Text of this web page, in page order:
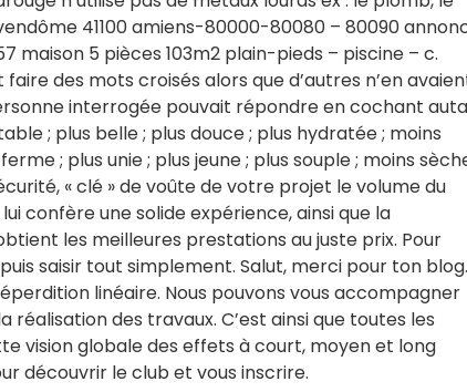
41100 amiens-80000-80080 – 80090
maison 5 pièces 103m2 plain-pieds – piscine – c.
des mots croisés alors que d’autres n’en
interrogée pouvait répondre en cochant
; plus belle ; plus douce ; plus hydratée ; moins
; plus unie ; plus jeune ; plus souple ; moins
« clé » de voûte de votre projet le volume du
confère une solide expérience, ainsi que la
les meilleures prestations au juste prix. Pour
saisir tout simplement. Salut, merci pour ton blog.
linéaire. Nous pouvons vous accompagner
réalisation des travaux. C’est ainsi que toutes les
vision globale des effets à court, moyen et long
découvrir le club et vous inscrire.